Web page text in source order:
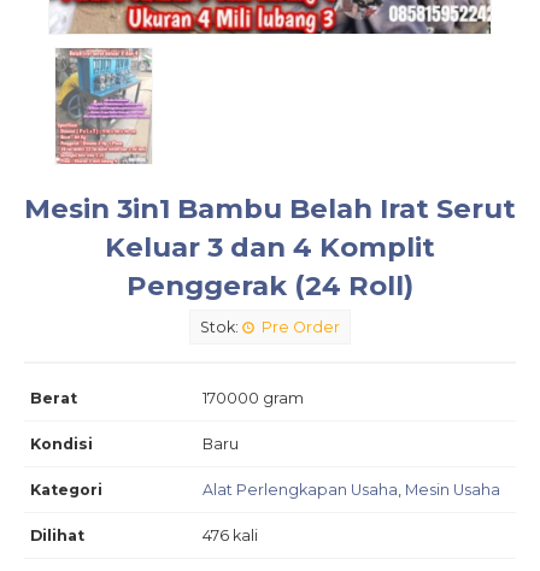
Mesin 3in1 Bambu Belah Irat Serut
Keluar 3 dan 4 Komplit
Penggerak (24 Roll)
Stok: Pre Order
Berat 170000 gram
Kondisi Baru
Kategori Alat Perlengkapan Usaha, Mesin Usaha
Dilihat 476 kali